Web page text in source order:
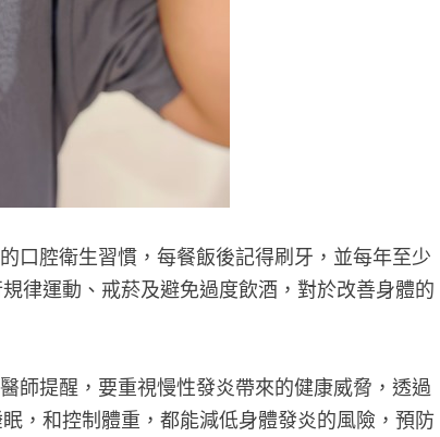
口腔衛生習慣，每餐飯後記得刷牙，並每年至少
律運動、戒菸及避免過度飲酒，對於改善身體的
師提醒，要重視慢性發炎帶來的健康威脅，透過
，和控制體重，都能減低身體發炎的風險，預防